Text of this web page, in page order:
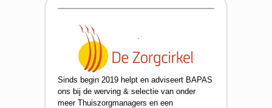
Sinds begin 2019 helpt en adviseert BAPAS
ons bij de werving & selectie van onder
meer Thuiszorgmanagers en een